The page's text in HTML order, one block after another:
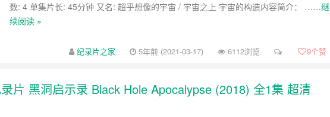
数: 4 单集片长: 45分钟 又名: 超乎想像的宇宙 / 宇宙之上 宇宙的构造内容简介： ……继
续阅读 »
纪录片之家 5年前 (2021-03-17) 6112浏览 9个赞
录片 黑洞启示录 Black Hole Apocalypse (2018) 全1集 超清